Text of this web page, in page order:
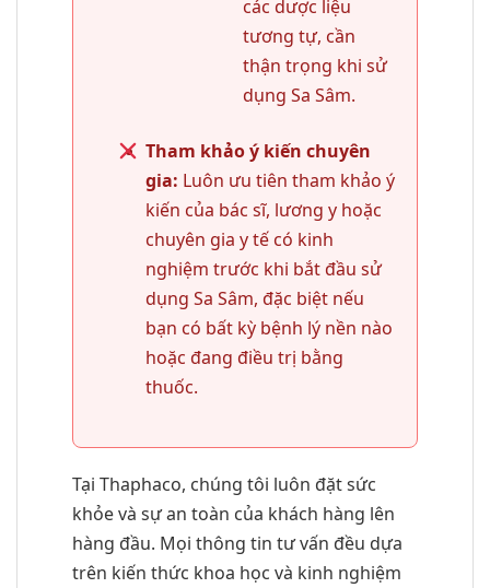
các dược liệu
tương tự, cần
thận trọng khi sử
dụng Sa Sâm.
Tham khảo ý kiến chuyên
gia: Luôn ưu tiên tham khảo ý
kiến của bác sĩ, lương y hoặc
chuyên gia y tế có kinh
nghiệm trước khi bắt đầu sử
dụng Sa Sâm, đặc biệt nếu
bạn có bất kỳ bệnh lý nền nào
hoặc đang điều trị bằng
thuốc.
Tại Thaphaco, chúng tôi luôn đặt sức
khỏe và sự an toàn của khách hàng lên
hàng đầu. Mọi thông tin tư vấn đều dựa
trên kiến thức khoa học và kinh nghiệm